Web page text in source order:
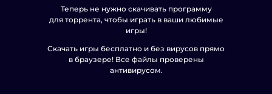
Теперь не нужно скачивать программу
для торрента, чтобы играть в ваши любимые
игры!
Скачать игры бесплатно и без вирусов прямо
в браузере! Все файлы проверены
антивирусом.